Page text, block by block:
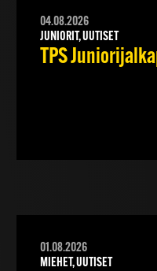
04.08.2026
JUNIORIT, UUTISET
TPS
01.08.2026
MIEHET, UUTISET